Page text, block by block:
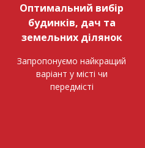
Оптимальний вибір
будинків, дач та
земельних ділянок
Запропонуємо найкращий
варіант у місті чи
передмісті